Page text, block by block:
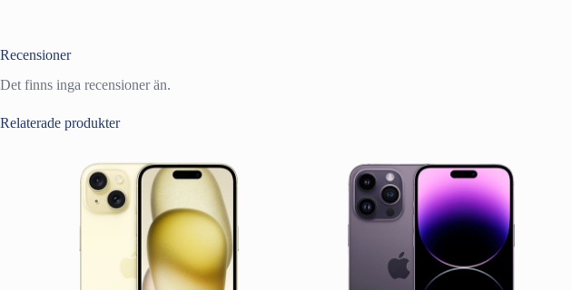
Recensioner
Det finns inga recensioner än.
Relaterade produkter